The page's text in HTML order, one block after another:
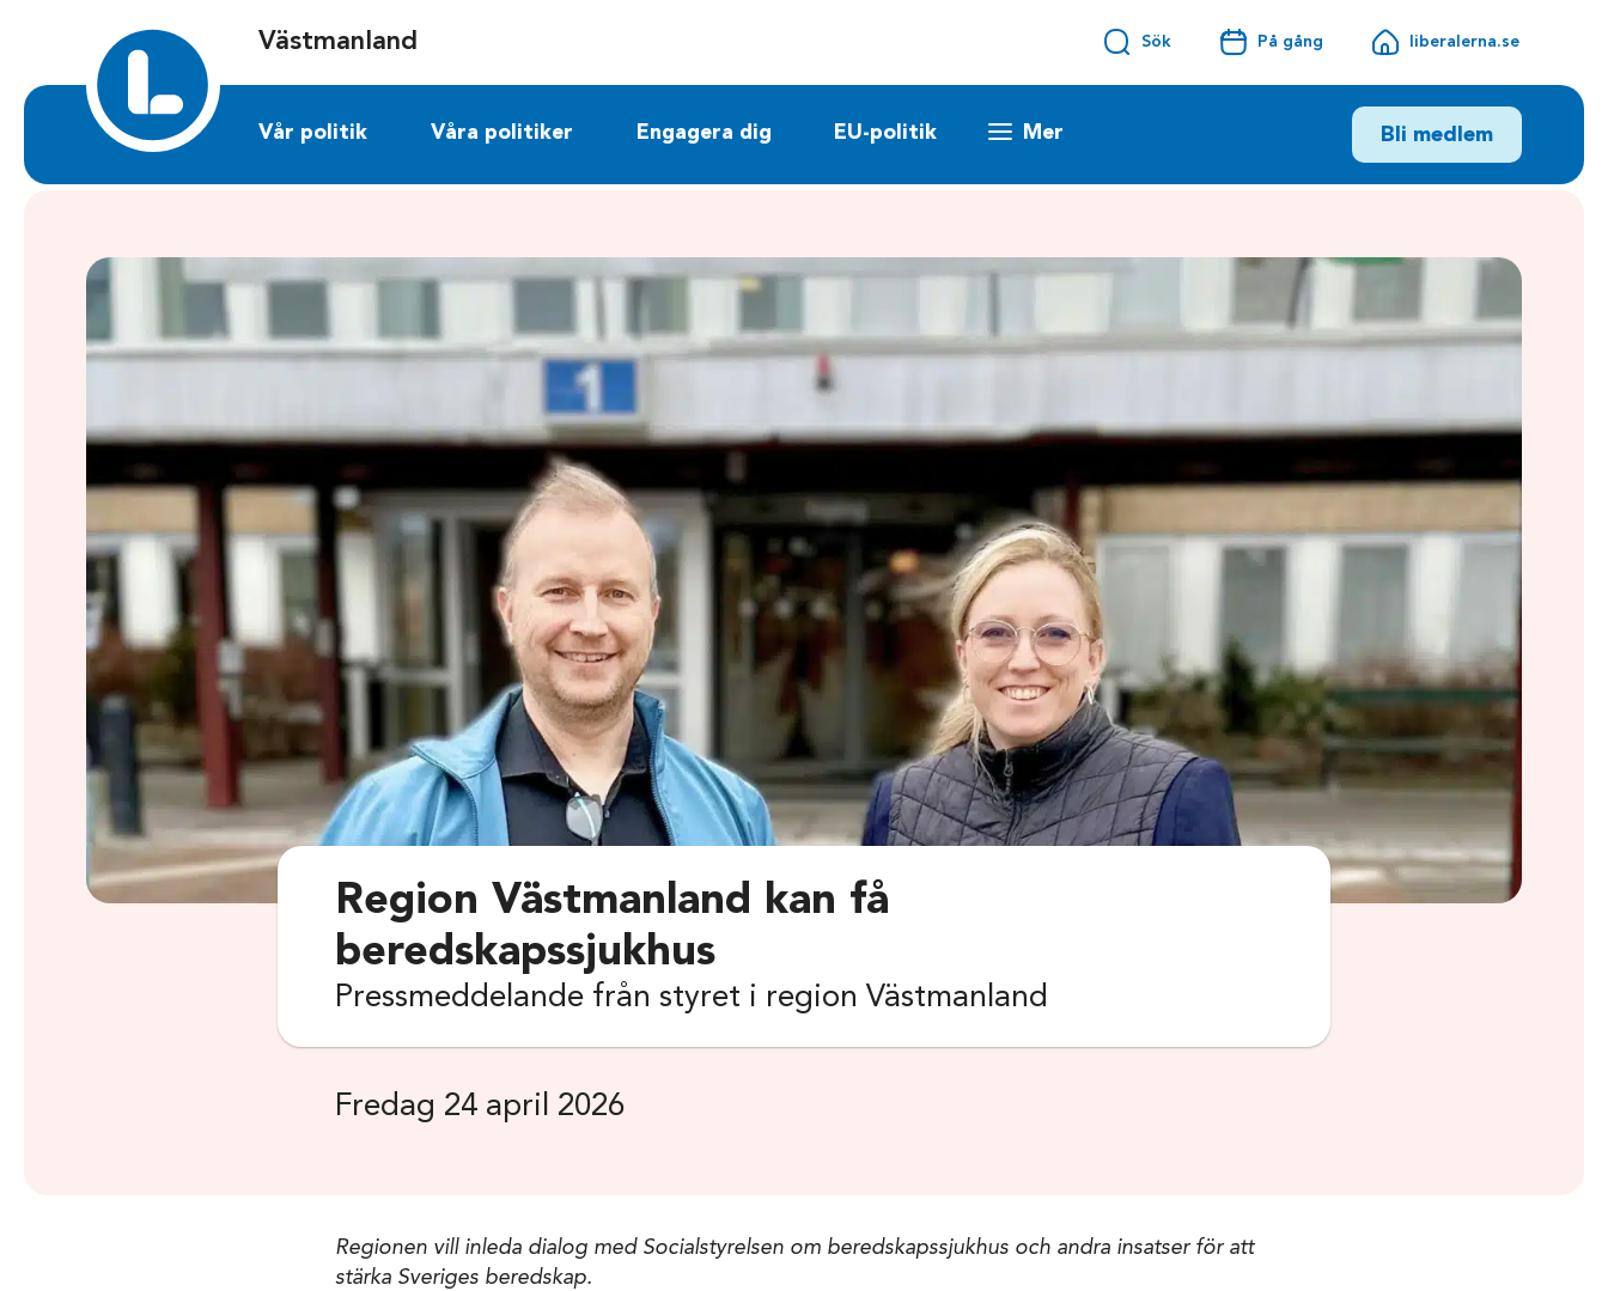
Västmanland Sök På gång liberalerna.se
Vår politik Våra politiker Engagera dig EU-politik Mer Bli medlem
Region Västmanland kan få
beredskapssjukhus
Pressmeddelande från styret i region Västmanland
Fredag 24 april 2026
Regionen vill inleda dialog med Socialstyrelsen om beredskapssjukhus och andra insatser för att
stärka Sveriges beredskap.